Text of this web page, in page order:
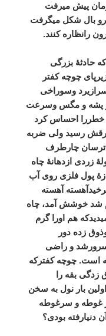
پیش میرفت
بال شکل میگرفت
رانظاره کنند.
حادثۀ بزرگی
چوچه کفتر
وسوراخی
پشه و مگس وسرعت
خطررا احساس کرد
رسید ولی ضربه
ترسان چارطرف
زردی ازدهانۀ چاه
پول فلزی روی آب
آهسته
شد خوشش آمد، چاه
هم اورا
گرم
زده دور
و راضی
است.چوچه کفترکه
زدگی بقه را
اولین بار نول به سخن
غوطه و سرغوطه
آن دنیارفته بودی؟